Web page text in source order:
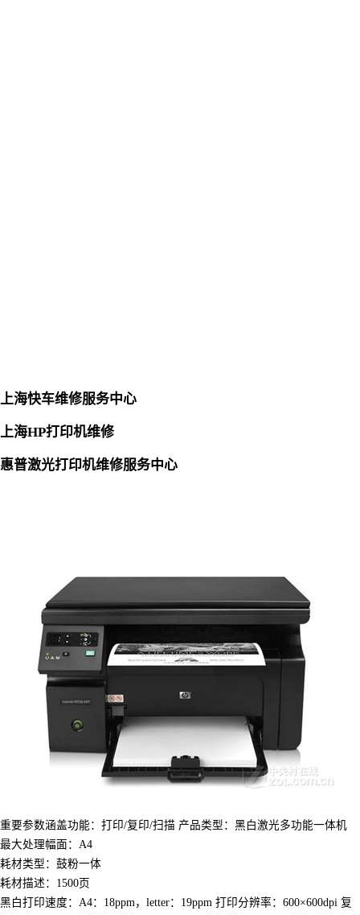
上海快车维修服务中心
上海HP打印机维修
惠普激光打印机维修服务中心
重要参数涵盖功能：打印/复印/扫描 产品类型：黑白激光多功能一体机
最大处理幅面：A4
耗材类型：鼓粉一体
耗材描述：1500页
黑白打印速度：A4：18ppm，letter：19ppm 打印分辨率：600×600dpi 复